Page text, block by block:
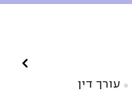

עורך דין
